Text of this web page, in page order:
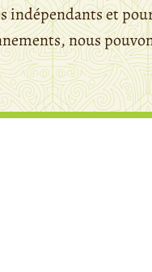
indépendants et
nous